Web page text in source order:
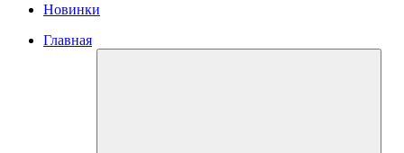
Новинки
Главная